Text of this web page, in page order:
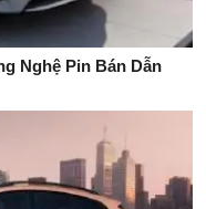
Nghệ Pin Bán Dẫn